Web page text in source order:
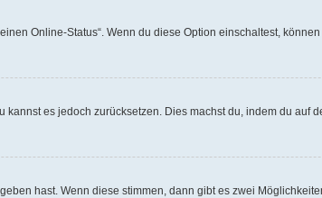
Online-Status“. Wenn du diese Option einschaltest,
es jedoch zurücksetzen. Dies machst du, indem du auf
hast. Wenn diese stimmen, dann gibt es zwei